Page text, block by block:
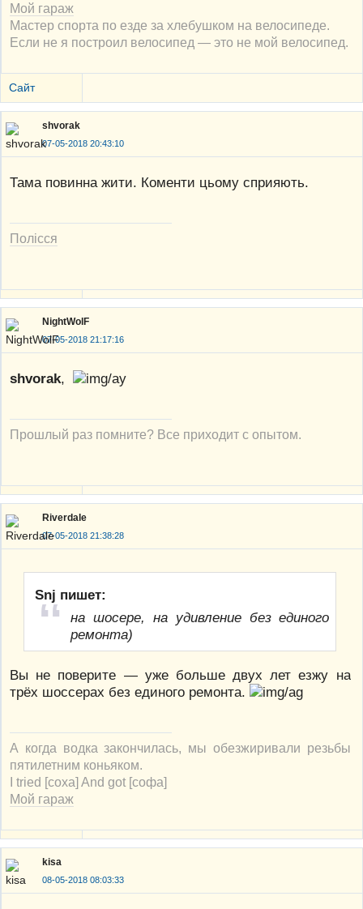
Мой гараж
Мастер спорта по езде за хлебушком на велосипеде.
Если не я построил велосипед — это не мой велосипед.
Сайт
shvorak
07-05-2018 20:43:10
Тама повинна жити. Коменти цьому сприяють.
Полісся
NightWolF
07-05-2018 21:17:16
shvorak,
Прошлый раз помните? Все приходит с опытом.
Riverdale
07-05-2018 21:38:28
Snj пишет:
на шосере, на удивление без единого
ремонта)
Вы не поверите — уже больше двух лет езжу на
трёх шоссерах без единого ремонта.
А когда водка закончилась, мы обезжиривали резьбы
пятилетним коньяком.
I tried [соха] And got [софа]
Мой гараж
kisa
08-05-2018 08:03:33